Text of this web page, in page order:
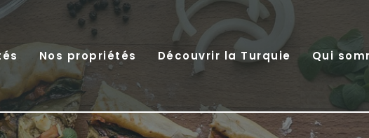
Nos propriétés Découvrir la Turquie Qui